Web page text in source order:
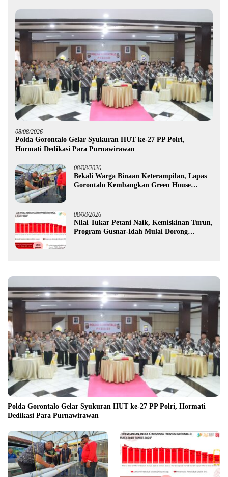
08/08/2026
Polda Gorontalo Gelar Syukuran HUT ke-27 PP Polri,
Hormati Dedikasi Para Purnawirawan
08/08/2026
Bekali Warga Binaan Keterampilan, Lapas
Gorontalo Kembangkan Green House
08/08/2026
Nilai Tukar Petani Naik, Kemiskinan Turun,
Program Gusnar-Idah Mulai Dorong
Polda Gorontalo Gelar Syukuran HUT ke-27 PP Polri, Hormati
Dedikasi Para Purnawirawan